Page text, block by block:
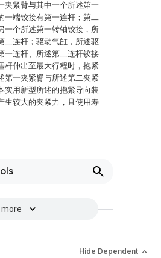
夹紧臂与其中一个所述第一
一端铰接有第一连杆；第二
一个所述第一转轴铰接，所
二连杆；驱动气缸，所述驱
一连杆、所述第二连杆铰接
杆伸出至最大行程时，抱紧
第一夹紧臂与所述第二夹紧
实用新型所述的抱紧导向装
生较大的夹紧力，且使用寿
Hide Dependent